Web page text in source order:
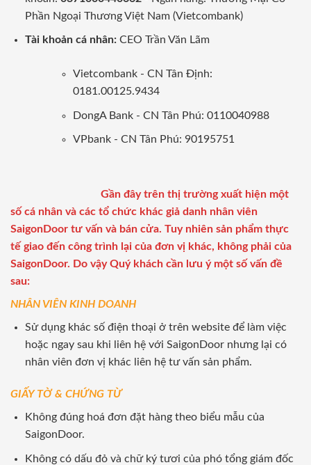
Phần Ngoại Thương Việt Nam (Vietcombank)
Tài khoản cá nhân: CEO Trần Văn Lãm
Vietcombank - CN Tân Định:
0181.00125.9434
DongA Bank - CN Tân Phú: 0110040988
VPbank - CN Tân Phú: 90195751
Gần đây trên thị trường xuất hiện một
số cá nhân và các tổ chức khác giả danh nhân viên
SaigonDoor tư vấn và bán cửa. Tuy nhiên sản phẩm thực
tế giao đến công trình lại của đơn vị khác, không phải của
SaigonDoor. Do vậy Quý khách cần lưu ý một số vấn đề
sau:
NHÂN VIÊN KINH DOANH
Sử dụng khác số điện thoại ở trên website để làm việc
hoặc ngay sau khi liên hệ với SaigonDoor nhưng lại có
nhân viên đơn vị khác liên hệ tư vấn sản phẩm.
GIẤY TỜ & CHỨNG TỪ
Không đúng hoá đơn đặt hàng theo biểu mẫu của
SaigonDoor.
Không có dấu đỏ và chữ ký tươi của phó tổng giám đốc